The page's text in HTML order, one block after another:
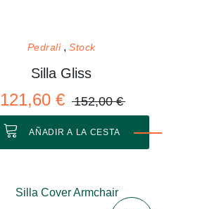
Pedrali Stock
Silla Gliss
121,60 € 152,00 €
AÑADIR A LA CESTA